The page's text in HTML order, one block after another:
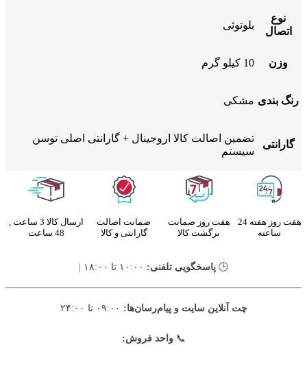
نوع
اتصال
بلوتوثی
وزن 10 کیلو گرم
رنگ بندی مشکی
گارانتی
تضمین اصالت کالا اروجینال + گارانتی اصلی توسن
سیستم
هفت روز هفته 24
ساعته
هفت روز ضمانت
برگشت کالا
ضمانت اصالت
گارانتی و کالا
ارسال کالا 3 ساعت ,
48 ساعت
🕒 پاسخگویی تلفنی:
چت آنلاین سایت و پیام‌رسان‌ها:
📞واحد فروش: